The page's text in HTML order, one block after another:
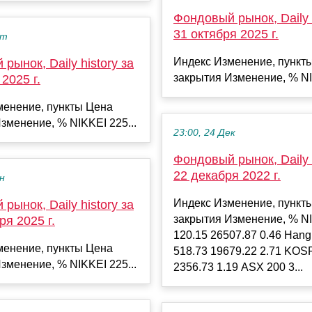
Daily history за
г.
пункты Цена
% NIKKEI 225...
Daily history за
2025 г.
пункты Цена
% NIKKEI 225...
Фондовый рынок, Daily
31 октября 2025 г.
Индекс Изменение,
закрытия Изменение, %
23:00, 24 Дек
Фондовый рынок, Daily
22 декабря 2022 г.
Индекс Изменение,
закрытия Изменение, %
120.15 26507.87 0.46
518.73 19679.22 2.71
2356.73 1.19 ASX 200 3...